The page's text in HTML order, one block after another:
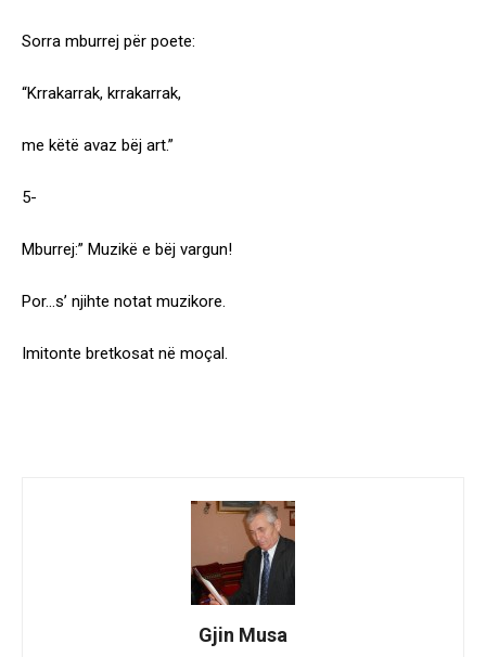
Sorra mburrej për poete:
“Krrakarrak, krrakarrak,
me këtë avaz bëj art.”
5-
Mburrej:” Muzikë e bëj vargun!
Por…s’ njihte notat muzikore.
Imitonte bretkosat në moçal.
Gjin Musa